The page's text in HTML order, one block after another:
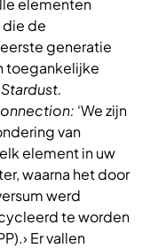
elementen
die de
generatie
toegankelijke
Stardust.
‘We zijn
van
element in uw
waarna het door
werd
te worden
Er vallen